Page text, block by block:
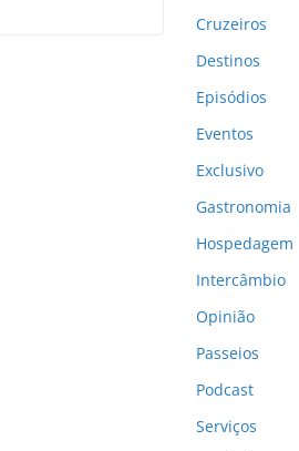
Cruzeiros
Destinos
Episódios
Eventos
Exclusivo
Gastronomia
Hospedagem
Intercâmbio
Opinião
Passeios
Podcast
Serviços